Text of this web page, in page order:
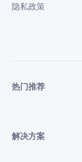
隐私政策
热门推荐
解决方案